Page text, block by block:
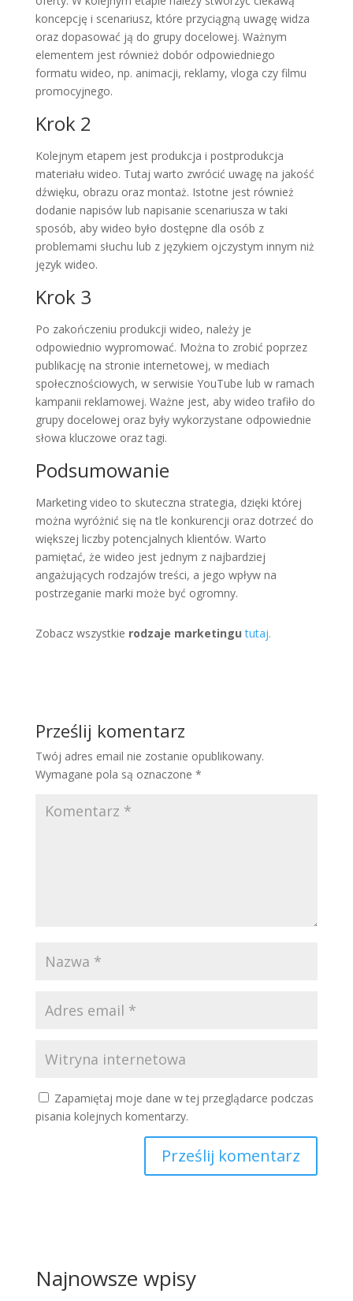
koncepcję i scenariusz, które przyciągną uwagę widza
oraz dopasować ją do grupy docelowej. Ważnym
elementem jest również dobór odpowiedniego
formatu wideo, np. animacji, reklamy, vloga czy filmu
promocyjnego.
Krok 2
Kolejnym etapem jest produkcja i postprodukcja
materiału wideo. Tutaj warto zwrócić uwagę na jakość
dźwięku, obrazu oraz montaż. Istotne jest również
dodanie napisów lub napisanie scenariusza w taki
sposób, aby wideo było dostępne dla osób z
problemami słuchu lub z językiem ojczystym innym niż
język wideo.
Krok 3
Po zakończeniu produkcji wideo, należy je
odpowiednio wypromować. Można to zrobić poprzez
publikację na stronie internetowej, w mediach
społecznościowych, w serwisie YouTube lub w ramach
kampanii reklamowej. Ważne jest, aby wideo trafiło do
grupy docelowej oraz były wykorzystane odpowiednie
słowa kluczowe oraz tagi.
Podsumowanie
Marketing video to skuteczna strategia, dzięki której
można wyróżnić się na tle konkurencji oraz dotrzeć do
większej liczby potencjalnych klientów. Warto
pamiętać, że wideo jest jednym z najbardziej
angażujących rodzajów treści, a jego wpływ na
postrzeganie marki może być ogromny.
Zobacz wszystkie rodzaje marketingu tutaj.
Prześlij komentarz
Twój adres email nie zostanie opublikowany.
Wymagane pola są oznaczone *
Zapamiętaj moje dane w tej przeglądarce podczas
pisania kolejnych komentarzy.
Najnowsze wpisy